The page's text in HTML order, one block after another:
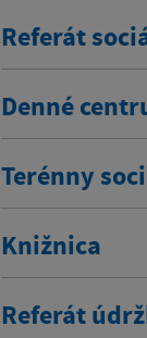
Referát
Denné
Terénny
Knižnica
Referát